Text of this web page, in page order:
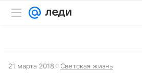
21 марта 2018 Светская жизнь